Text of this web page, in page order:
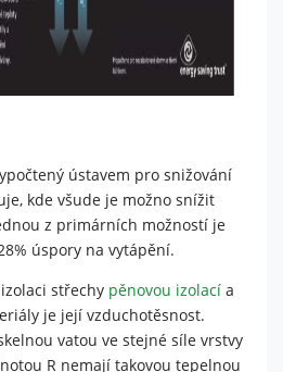
ústavem pro snižování
kde všude je možno snížit
z primárních možností je
úspory na vytápění.
střechy pěnovou izolací a
je její vzduchotěsnost.
vatou ve stejné síle vrstvy
R nemají takovou tepelnou
návštěvě co
nejlépe.
Pokud tyto
cookies
webu zmizí.
Marketing
zájmů a chování při
návštěvě našich
stránek zvyšujete
šanci na zobrazení